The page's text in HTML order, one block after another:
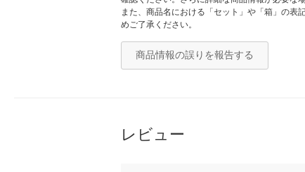
また、商品名における「セット」や「箱」の表
めご了承ください。
商品情報の誤りを報告する
レビュー